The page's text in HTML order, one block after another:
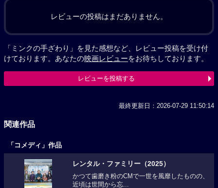
レビューの投稿はまだありません。
「ミンクの手ざわり」を見た感想など、レビュー投稿を受け付
けております。あなたの映画レビューをお待ちしております。
レビューを投稿する
最終更新日：2026-07-29 11:50:14
関連作品
「コメディ」作品
レンタル・ファミリー（2025）
かつて歯磨き粉のCMで一世を風靡したものの、
近頃は世間から忘...